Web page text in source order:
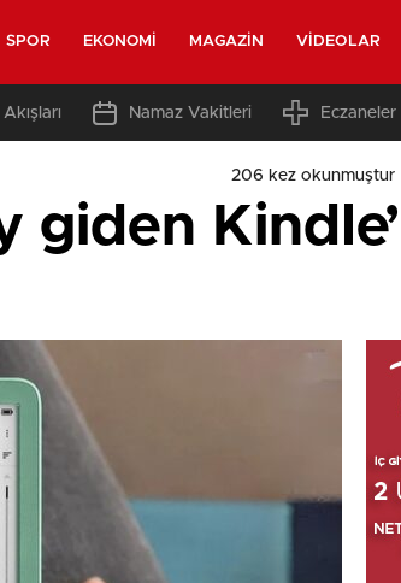
SPOR EKONOMI MAGAZIN VIDEOLAR
Namaz Vakitleri Eczaneler
206 kez okunmuştur
giden